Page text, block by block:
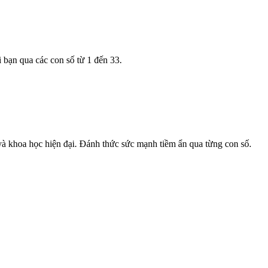
qua các con số từ 1 đến 33.
khoa học hiện đại. Đánh thức sức mạnh tiềm ẩn qua từng con số.